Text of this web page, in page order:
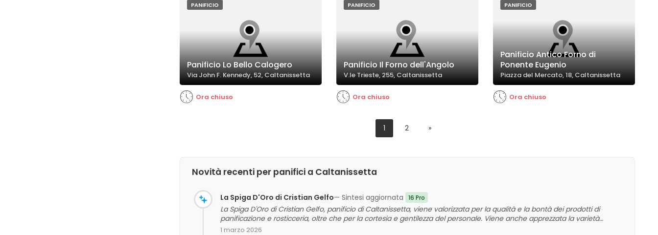
PANIFICIO
Panificio Lo Bello Calogero
Via John F. Kennedy, 52, Caltanissetta
Ora chiuso
PANIFICIO
Panificio Il Forno dell'Angolo
V.le Trieste, 255, Caltanissetta
Ora chiuso
PANIFICIO
Panificio Antico Forno di
Ponente Eugenio
Piazza del Mercato, 18, Caltanissetta
Ora chiuso
1 2 »
Novità recenti per panifici a Caltanissetta
La Spiga D'Oro di Cristian Gelfo— Sintesi aggiornata 16 Pro
La Spiga D'Oro di Cristian Gelfo, panificio di Caltanissetta, viene valorizzata per la qualità e la bontà dei prodotti di
panificazione e rosticceria, oltre che per la cortesia e gentilezza del personale. Viene anche apprezzata la varietà
dell'assortimento e l'atmosfera accogliente, sebbene si evidenzino alcune criticità legate alla dimensione del locale e ai
1 marzo 2026